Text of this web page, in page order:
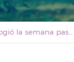
La ULL acogió la semana pasada el simposio anual de la Red de Hispanistas Decimonónicos